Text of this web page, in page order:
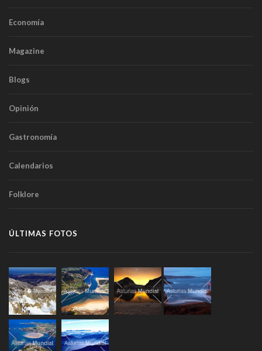
Economía
Magazine
Blogs
Opinión
Gastronomía
Calendarios
Folklore
ÚLTIMAS FOTOS